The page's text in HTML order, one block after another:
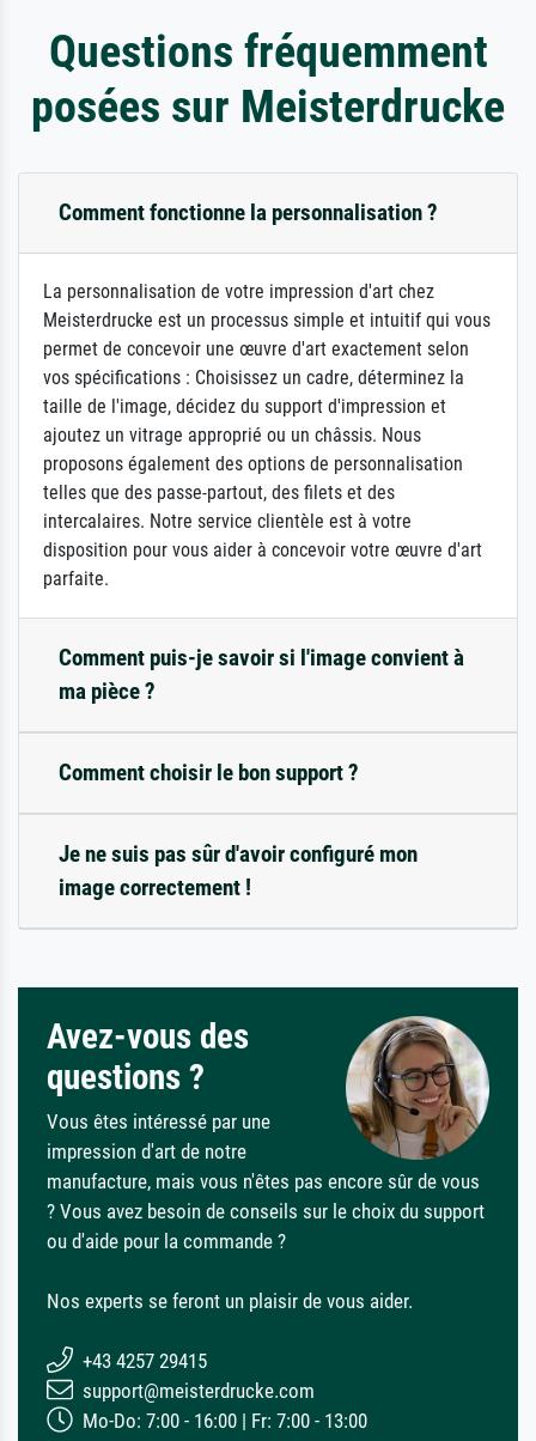
Questions fréquemment
posées sur Meisterdrucke
Comment fonctionne la personnalisation ?
La personnalisation de votre impression d'art chez
Meisterdrucke est un processus simple et intuitif qui vous
permet de concevoir une œuvre d'art exactement selon
vos spécifications : Choisissez un cadre, déterminez la
taille de l'image, décidez du support d'impression et
ajoutez un vitrage approprié ou un châssis. Nous
proposons également des options de personnalisation
telles que des passe-partout, des filets et des
intercalaires. Notre service clientèle est à votre
disposition pour vous aider à concevoir votre œuvre d'art
parfaite.
Comment puis-je savoir si l'image convient à
ma pièce ?
Comment choisir le bon support ?
Je ne suis pas sûr d'avoir configuré mon
image correctement !
Avez-vous des
questions ?
Vous êtes intéressé par une
impression d'art de notre
manufacture, mais vous n'êtes pas encore sûr de vous
? Vous avez besoin de conseils sur le choix du support
ou d'aide pour la commande ?
Nos experts se feront un plaisir de vous aider.
+43 4257 29415
support@meisterdrucke.com
Mo-Do: 7:00 - 16:00 | Fr: 7:00 - 13:00